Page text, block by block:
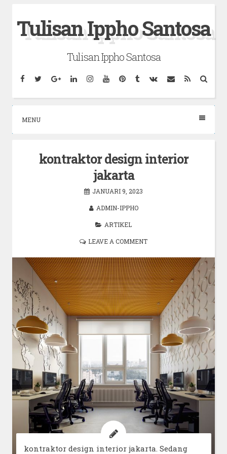
to
content
Tulisan Ippho Santosa
Tulisan Ippho Santosa
Facebook
TwitterGoogleLinkedinInstagram
YouTubePinterest
TumblrVK EmailRSS
MENU
kontraktor design interior
jakarta
JANUARI 9, 2023
ADMIN-IPPHO
ARTIKEL
LEAVE A COMMENT
kontraktor design interior jakarta. Sedang